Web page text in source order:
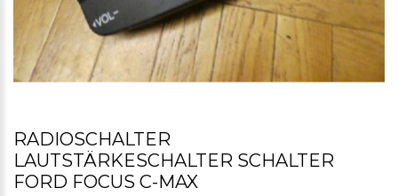
RADIOSCHALTER
LAUTSTÄRKESCHALTER SCHALTER
FORD FOCUS C-MAX